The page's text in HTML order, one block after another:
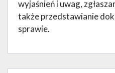
wyjaśnień i uwag,
także przedstawianie
sprawie.